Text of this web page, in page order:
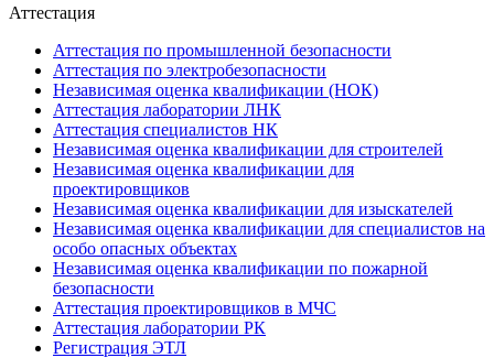
Аттестация
Аттестация по промышленной безопасности
Аттестация по электробезопасности
Независимая оценка квалификации (НОК)
Аттестация лаборатории ЛНК
Аттестация специалистов НК
Независимая оценка квалификации для строителей
Независимая оценка квалификации для
проектировщиков
Независимая оценка квалификации для изыскателей
Независимая оценка квалификации для специалистов на
особо опасных объектах
Независимая оценка квалификации по пожарной
безопасности
Аттестация проектировщиков в МЧС
Аттестация лаборатории РК
Регистрация ЭТЛ